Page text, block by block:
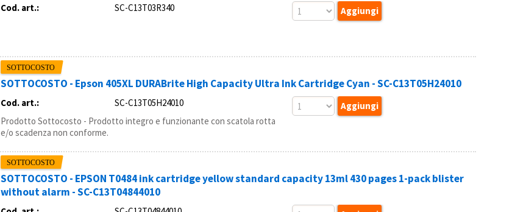
Cod. art.: SC-C13T03R340
SOTTOCOSTO - Epson 405XL DURABrite High Capacity Ultra Ink Cartridge Cyan - SC-C13T05H24010
Cod. art.:
SC-C13T05H24010
Prodotto Sottocosto - Prodotto integro e funzionante con scatola rotta
e/o scadenza non conforme.
SOTTOCOSTO - EPSON T0484 ink cartridge yellow standard capacity 13ml 430 pages 1-pack blister
without alarm - SC-C13T04844010